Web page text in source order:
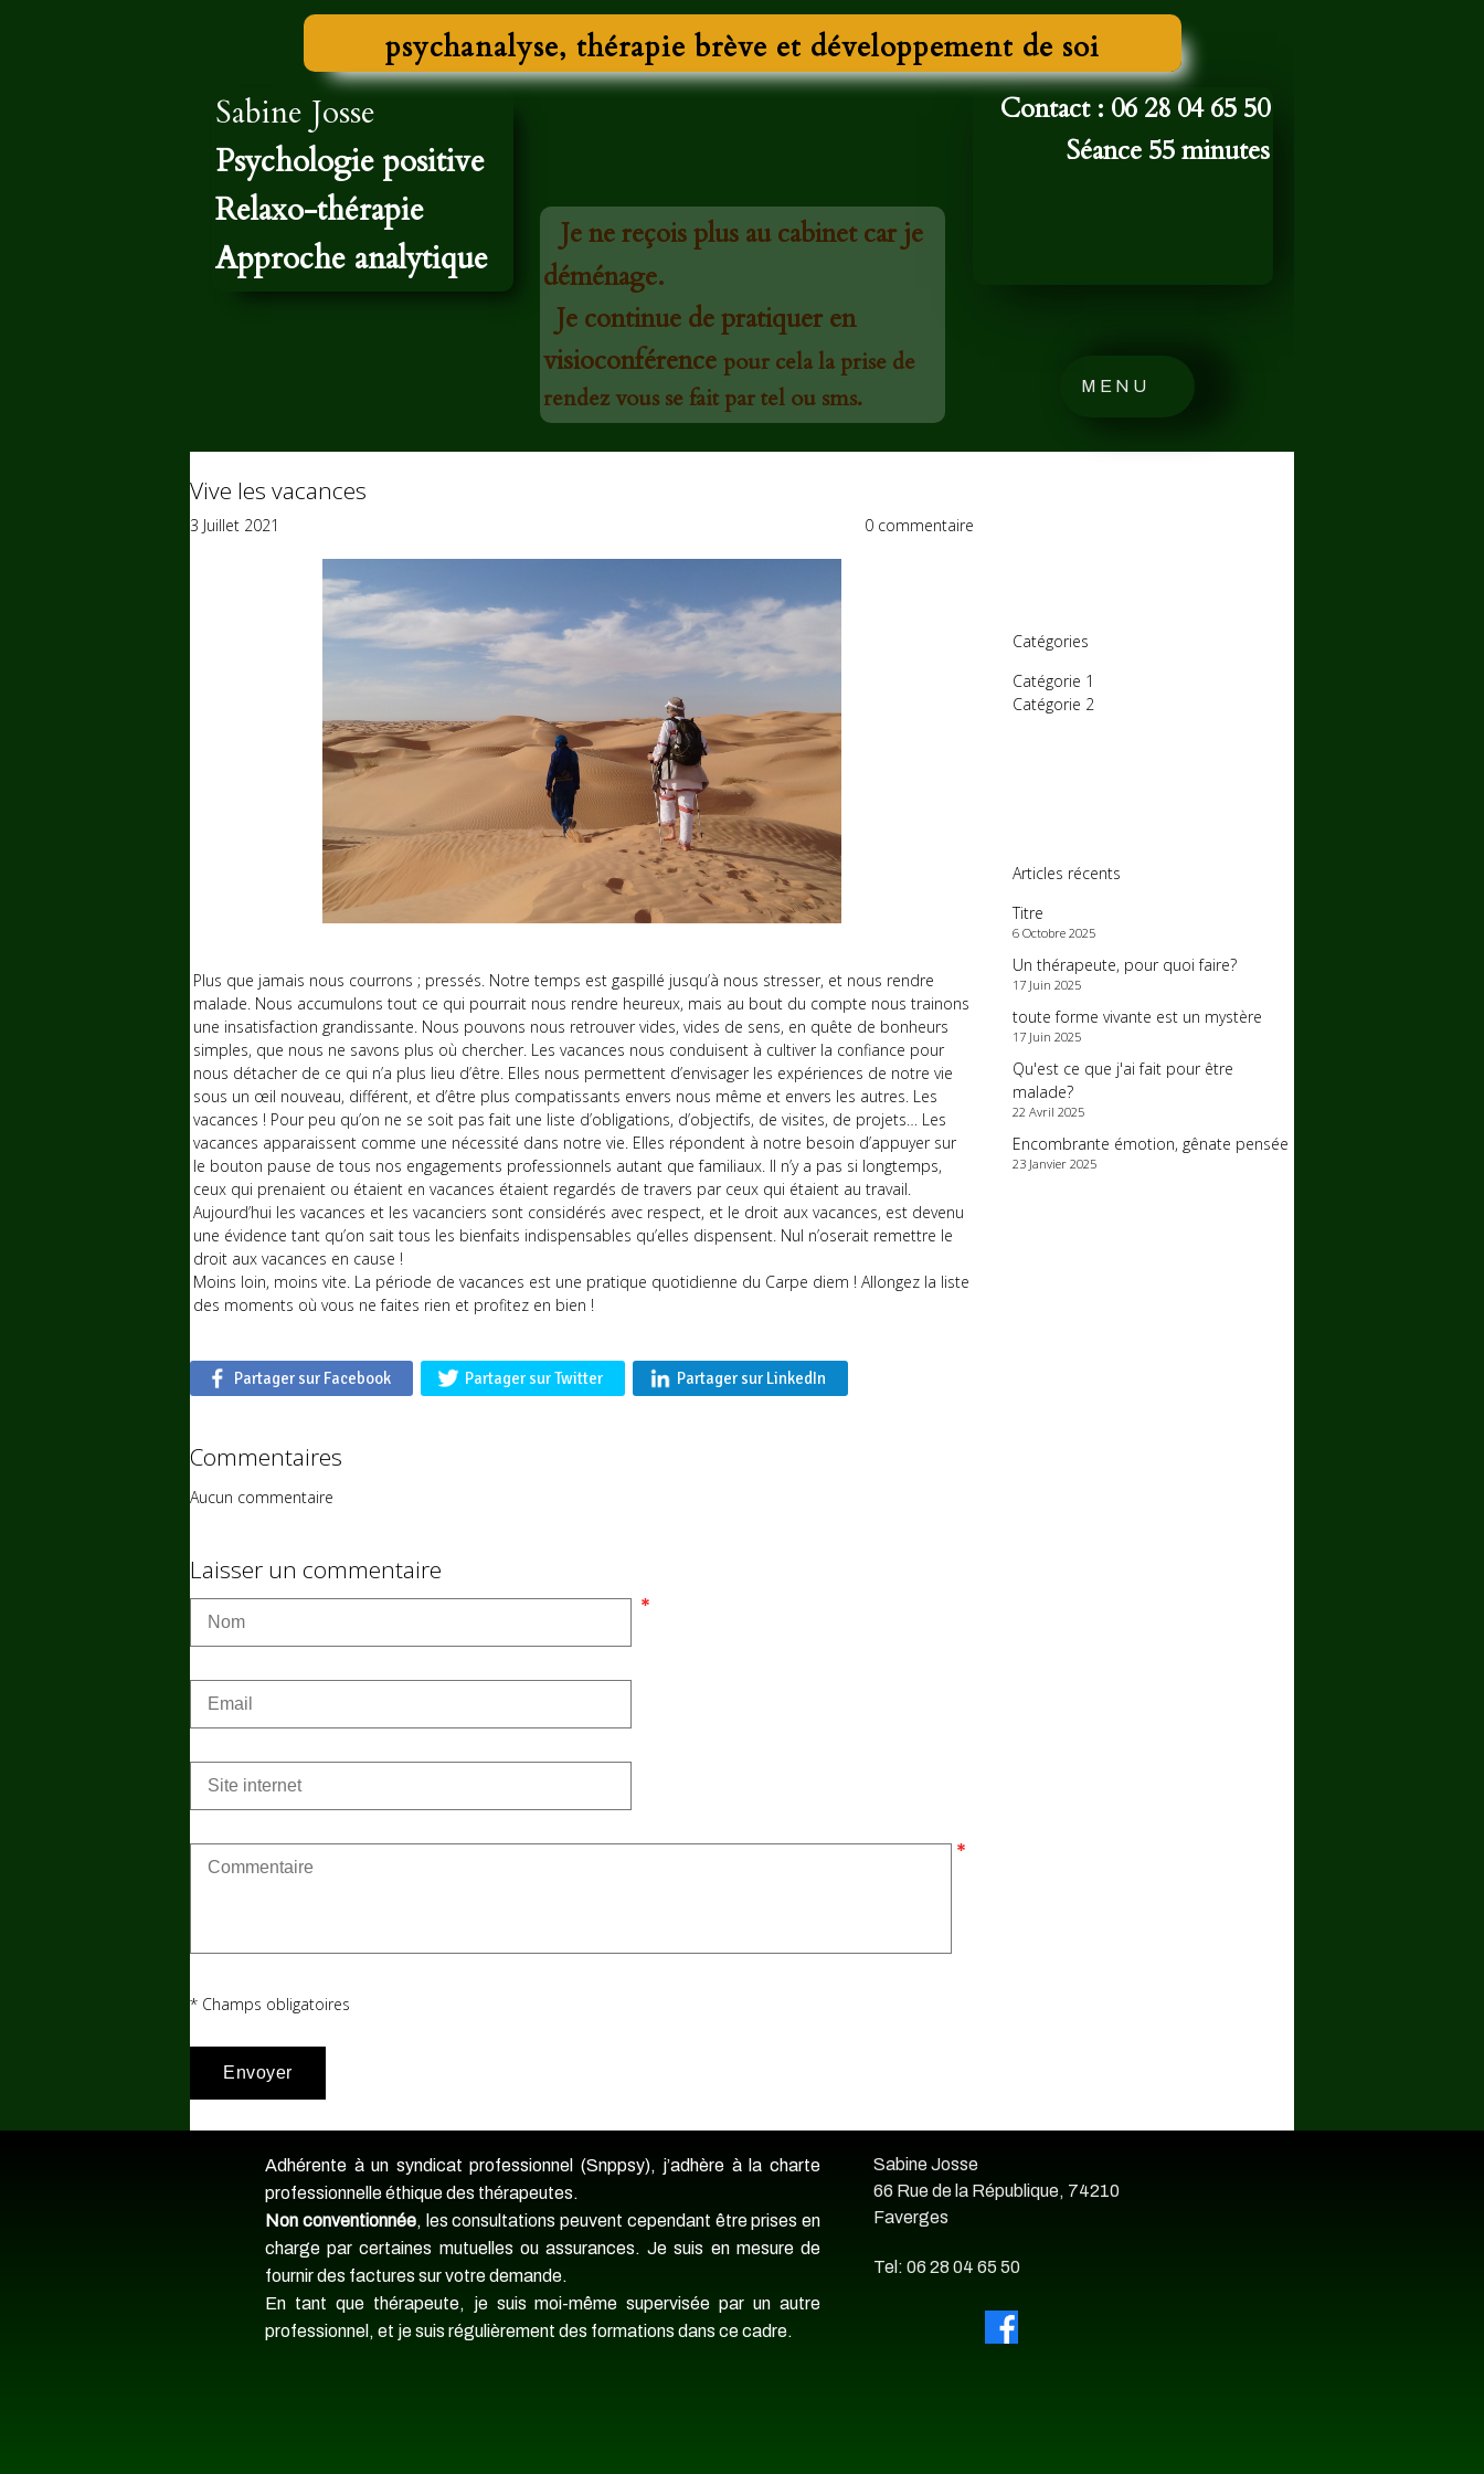
Contact : 06 28 04 65 50
Séance 55 minutes
Sabine Josse
Psychologie positive
Relaxo-thérapie
Approche analytique
psychanalyse, thérapie brève et développement de soi
Je ne reçois plus au cabinet car je
déménage.
Je continue de pratiquer en
visioconférence pour cela la prise de
rendez vous se fait par tel ou sms.
MENU
Vive les vacances
3 Juillet 2021 0 commentaire
Plus que jamais nous courrons ; pressés. Notre temps est gaspillé jusqu’à nous stresser, et nous rendre
malade. Nous accumulons tout ce qui pourrait nous rendre heureux, mais au bout du compte nous trainons
une insatisfaction grandissante. Nous pouvons nous retrouver vides, vides de sens, en quête de bonheurs
simples, que nous ne savons plus où chercher. Les vacances nous conduisent à cultiver la confiance pour
nous détacher de ce qui n’a plus lieu d’être. Elles nous permettent d’envisager les expériences de notre vie
sous un œil nouveau, différent, et d’être plus compatissants envers nous même et envers les autres. Les
vacances ! Pour peu qu’on ne se soit pas fait une liste d’obligations, d’objectifs, de visites, de projets… Les
vacances apparaissent comme une nécessité dans notre vie. Elles répondent à notre besoin d’appuyer sur
le bouton pause de tous nos engagements professionnels autant que familiaux. Il n’y a pas si longtemps,
ceux qui prenaient ou étaient en vacances étaient regardés de travers par ceux qui étaient au travail.
Aujourd’hui les vacances et les vacanciers sont considérés avec respect, et le droit aux vacances, est devenu
une évidence tant qu’on sait tous les bienfaits indispensables qu’elles dispensent. Nul n’oserait remettre le
droit aux vacances en cause !
Moins loin, moins vite. La période de vacances est une pratique quotidienne du Carpe diem ! Allongez la liste
des moments où vous ne faites rien et profitez en bien !
Partager sur Facebook Partager sur Twitter Partager sur LinkedIn
Commentaires
Aucun commentaire
Laisser un commentaire
* Champs obligatoires
Catégories
Catégorie 1
Catégorie 2
Articles récents
Titre
6 Octobre 2025
Un thérapeute, pour quoi faire?
17 Juin 2025
toute forme vivante est un mystère
17 Juin 2025
Qu'est ce que j'ai fait pour être
malade?
22 Avril 2025
Encombrante émotion, gênate pensée
23 Janvier 2025
Sabine Josse
66 Rue de la République, 74210
Faverges
Tel: 06 28 04 65 50
Adhérente à un syndicat professionnel (Snppsy), j’adhère à la charte
professionnelle éthique des thérapeutes.
Non conventionnée, les consultations peuvent cependant être prises en
charge par certaines mutuelles ou assurances. Je suis en mesure de
fournir des factures sur votre demande.
En tant que thérapeute, je suis moi-même supervisée par un autre
professionnel, et je suis régulièrement des formations dans ce cadre.